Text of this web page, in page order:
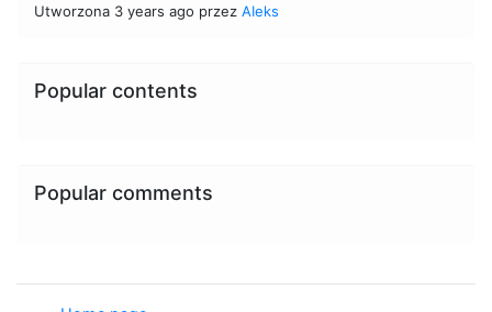
Utworzona 3 years ago przez AIeks
Popular contents
Popular comments